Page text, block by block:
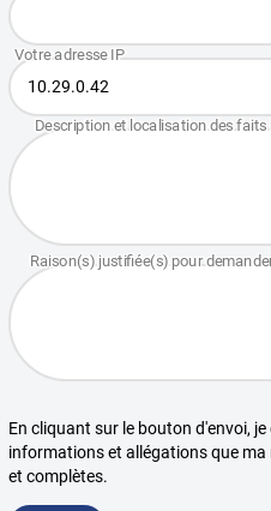
En cliquant sur le bouton d'envoi,
informations et allégations que
et complètes.